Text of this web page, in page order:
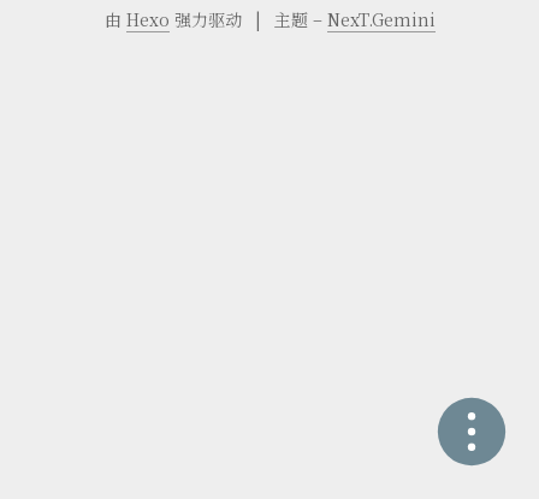
由 Hexo 强力驱动 | 主题 – NexT.Gemini